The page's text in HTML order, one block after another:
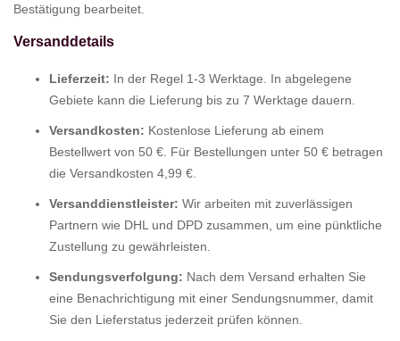
Bestätigung bearbeitet.
Versanddetails
Lieferzeit: In der Regel 1-3 Werktage. In abgelegene
Gebiete kann die Lieferung bis zu 7 Werktage dauern.
Versandkosten: Kostenlose Lieferung ab einem
Bestellwert von 50 €. Für Bestellungen unter 50 € betragen
die Versandkosten 4,99 €.
Versanddienstleister: Wir arbeiten mit zuverlässigen
Partnern wie DHL und DPD zusammen, um eine pünktliche
Zustellung zu gewährleisten.
Sendungsverfolgung: Nach dem Versand erhalten Sie
eine Benachrichtigung mit einer Sendungsnummer, damit
Sie den Lieferstatus jederzeit prüfen können.